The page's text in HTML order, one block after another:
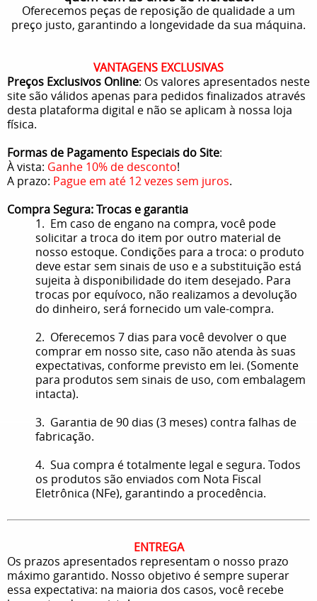
Oferecemos peças de reposição de qualidade a um
preço justo, garantindo a longevidade da sua máquina.
VANTAGENS EXCLUSIVAS
Preços Exclusivos Online: Os valores apresentados neste
site são válidos apenas para pedidos finalizados através
desta plataforma digital e não se aplicam à nossa loja
física.
Formas de Pagamento Especiais do Site:
À vista: Ganhe 10% de desconto!
A prazo: Pague em até 12 vezes sem juros.
Compra Segura: Trocas e garantia
1. Em caso de engano na compra, você pode
solicitar a troca do item por outro material de
nosso estoque. Condições para a troca: o produto
deve estar sem sinais de uso e a substituição está
sujeita à disponibilidade do item desejado. Para
trocas por equívoco, não realizamos a devolução
do dinheiro, será fornecido um vale-compra.
2. Oferecemos 7 dias para você devolver o que
comprar em nosso site, caso não atenda às suas
expectativas, conforme previsto em lei. (Somente
para produtos sem sinais de uso, com embalagem
intacta).
3. Garantia de 90 dias (3 meses) contra falhas de
fabricação.
4. Sua compra é totalmente legal e segura. Todos
os produtos são enviados com Nota Fiscal
Eletrônica (NFe), garantindo a procedência.
ENTREGA
Os prazos apresentados representam o nosso prazo
máximo garantido. Nosso objetivo é sempre superar
essa expectativa: na maioria dos casos, você recebe